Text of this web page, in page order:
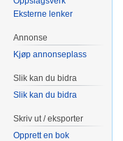
Eksterne lenker
Annonse
Kjøp annonseplass
Slik kan du bidra
Slik kan du bidra
Skriv ut / eksporter
Opprett en bok